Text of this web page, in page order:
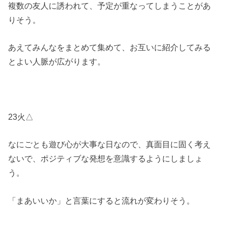
複数の友人に誘われて、予定が重なってしまうことがあ
りそう。
あえてみんなをまとめて集めて、お互いに紹介してみる
とよい人脈が広がります。
23火△
なにごとも遊び心が大事な日なので、真面目に固く考え
ないで、ポジティブな発想を意識するようにしましょ
う。
「まあいいか」と言葉にすると流れが変わりそう。